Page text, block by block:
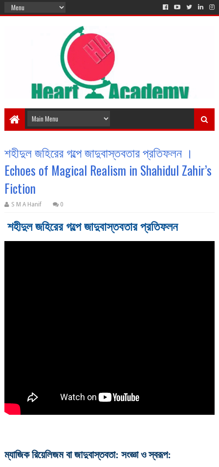
শহীদুল জহিরের গল্পে জাদুবাস্তবতার প্রতিফলন ।
Echoes of Magical Realism in Shahidul Zahir’s
Fiction
S M A Hanif 0
শহীদুল জহিরের গল্পে জাদুবাস্তবতার প্রতিফলন
ম্যাজিক রিয়েলিজম বা জাদুবাস্তবতা: সংজ্ঞা ও স্বরূপ: